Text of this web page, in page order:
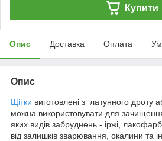
Купити
Опис Доставка Оплата
Опис
Щітки виготовлені з латунного дроту
можна використовувати для
яких видів забруднень - іржі,
від залишків зварювання, окалини та